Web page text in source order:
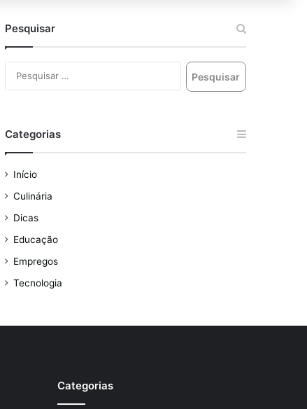
Pesquisar
Categorias
Início
Culinária
Dicas
Educação
Empregos
Tecnologia
Categorias